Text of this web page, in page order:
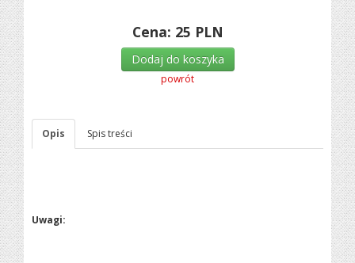
Cena: 25 PLN
Dodaj do koszyka
powrót
Opis Spis treści
Uwagi: